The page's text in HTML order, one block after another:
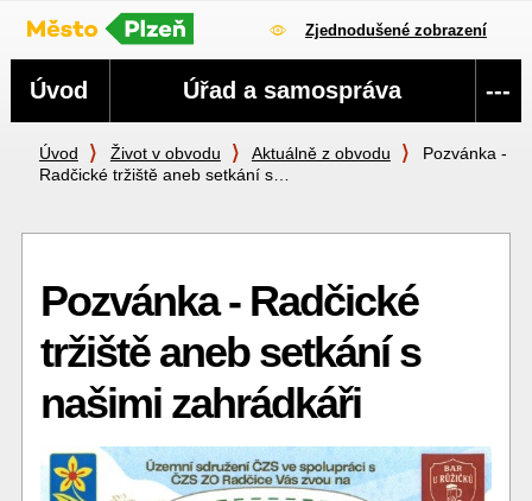
Zjednodušené zobrazení
Úvod Život v obvodu Aktuálně z obvodu
Pozvánka -
Radčické tržiště aneb setkání s…
Pozvánka - Radčické
tržiště aneb setkání s
našimi zahrádkáři
Navigace
Úvod Úřad a samospráva ---